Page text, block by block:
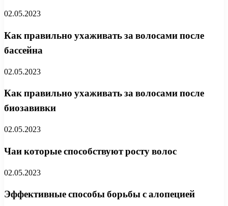
02.05.2023
Как правильно ухаживать за волосами после
бассейна
02.05.2023
Как правильно ухаживать за волосами после
биозавивки
02.05.2023
Чаи которые способствуют росту волос
02.05.2023
Эффективные способы борьбы с алопецией